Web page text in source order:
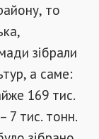
то
зібрали
а саме:
169 тис.
7 тис. тонн.